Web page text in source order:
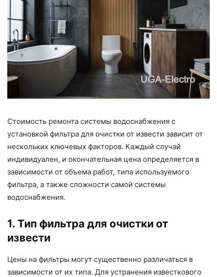
Стоимость ремонта системы водоснабжения с
установкой фильтра для очистки от извести зависит от
нескольких ключевых факторов. Каждый случай
индивидуален, и окончательная цена определяется в
зависимости от объема работ, типа используемого
фильтра, а также сложности самой системы
водоснабжения.
1. Тип фильтра для очистки от
извести
Цены на фильтры могут существенно различаться в
зависимости от их типа. Для устранения известкового